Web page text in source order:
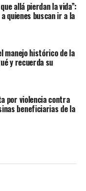
allá pierdan la vida”:
quienes buscan ir a la
manejo histórico de la
y recuerda su
por violencia contra
beneficiarias de la